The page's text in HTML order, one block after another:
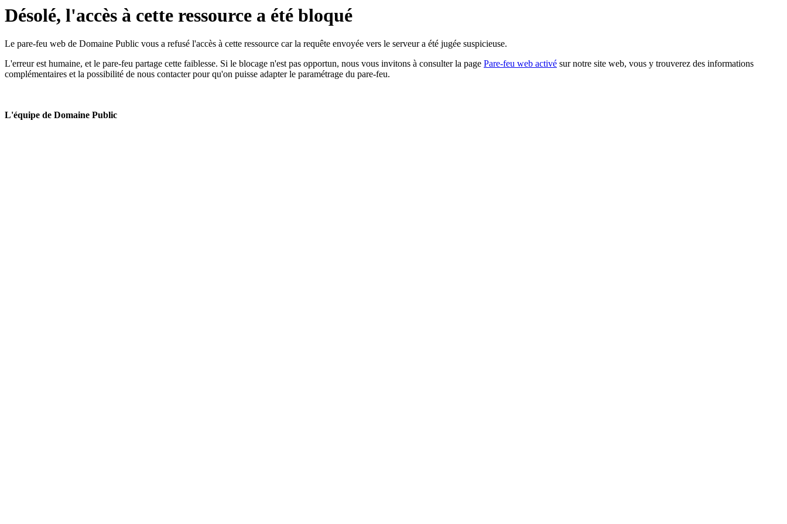
Désolé, l'accès à cette ressource a été bloqué
Le pare-feu web de Domaine Public vous a refusé l'accès à cette ressource car la requête envoyée vers le serveur a été jugée suspicieuse.
L'erreur est humaine, et le pare-feu partage cette faiblesse. Si le blocage n'est pas opportun, nous vous invitons à consulter la page Pare-feu web activé sur notre site web, vous y trouverez des informations
complémentaires et la possibilité de nous contacter pour qu'on puisse adapter le paramétrage du pare-feu.
L'équipe de Domaine Public